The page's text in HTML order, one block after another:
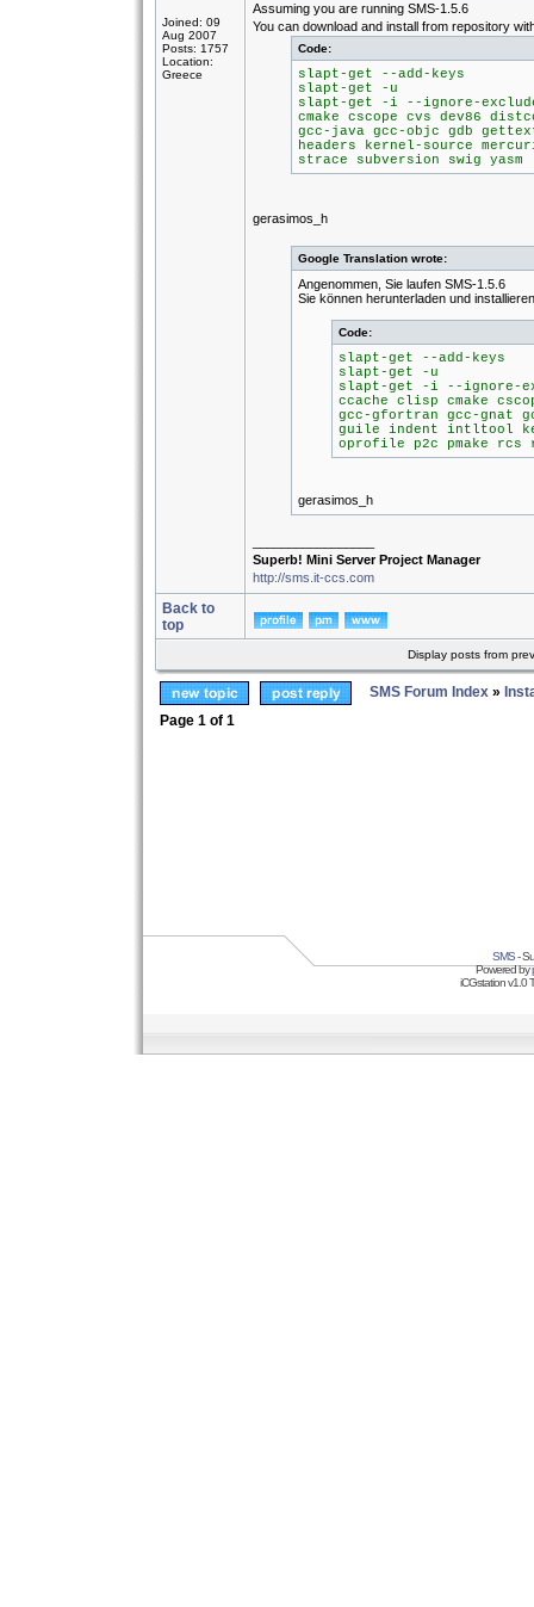
Joined: 09
Aug 2007
Posts: 1757
Location:
Greece
Assuming you are running SMS-1.5.6
You can download and install from repository
Code:
slapt-get --add-keys
slapt-get -u
slapt-get -i --ignore-
cmake cscope cvs dev86
gcc-java gcc-objc gdb
headers kernel-source
strace subversion swig yasm
gerasimos_h
Google Translation wrote:
Angenommen, Sie laufen SMS-1.5.6
Sie können herunterladen und
Code:
slapt-get --add-keys
slapt-get -u
slapt-get -i --ignore-
ccache clisp cmake
gcc-gfortran gcc-gnat
guile indent intltool
oprofile p2c pmake rcs
gerasimos_h
Superb! Mini Server Project Manager
http://sms.it-ccs.com
Back to
top
Display posts from
SMS Forum Index »
Page 1 of 1
SMS-
Powered by
iCGstation v1.0